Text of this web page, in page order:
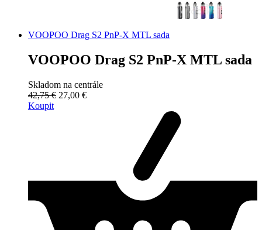
VOOPOO Drag S2 PnP-X MTL sada
VOOPOO Drag S2 PnP-X MTL sada
Skladom na centrále
42,75 € 27,00 €
Koupit